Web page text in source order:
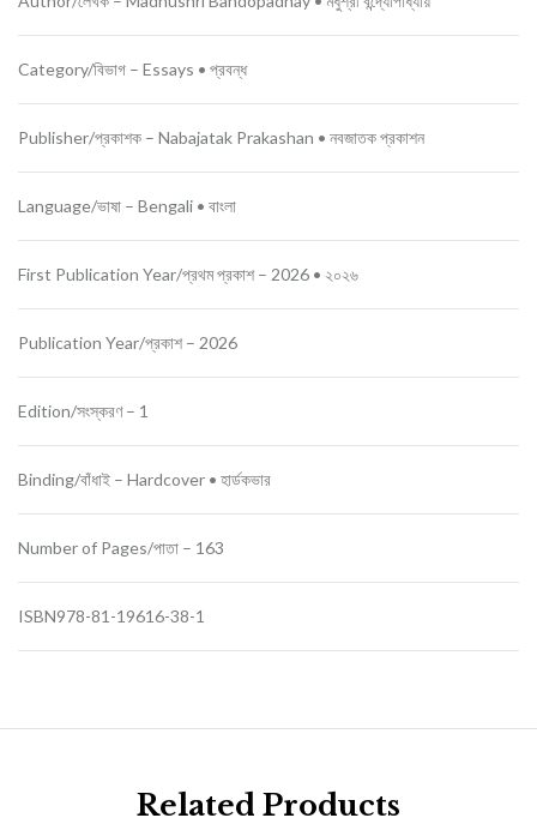
Category/বিভাগ – Essays • প্রবন্ধ
Publisher/প্রকাশক – Nabajatak Prakashan • নবজাতক প্রকাশন
Language/ভাষা – Bengali • বাংলা
First Publication Year/প্রথম প্রকাশ – 2026 • ২০২৬
Publication Year/প্রকাশ – 2026
Edition/সংস্করণ – 1
Binding/বাঁধাই – Hardcover • হার্ডকভার
Number of Pages/পাতা – 163
ISBN978-81-19616-38-1
Related Products